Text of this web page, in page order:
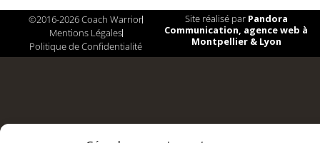
©2016-2026 Coach Warrior
Mentions Légales
Politique de Confidentialité
Site réalisé par Pandora
Communication, agence web à
Montpellier & Lyon